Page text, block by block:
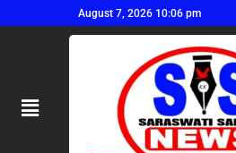
August 7, 2026 10:06 pm